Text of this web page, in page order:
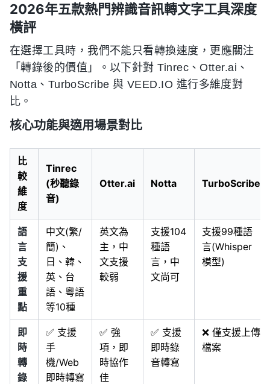
2026年五款熱門辨識音訊轉文字工具深度
橫評
在選擇工具時，我們不能只看轉換速度，更應關注
「轉錄後的價值」。以下針對 Tinrec、Otter.ai、
Notta、TurboScribe 與 VEED.IO 進行多維度對
比。
核心功能與適用場景對比
比
較
維
度
Tinrec
(秒聽錄
音)
Otter.ai Notta TurboScribe
語
言
支
援
重
點
中文(繁/
簡)、
日、韓、
英、台
語、粵語
等10種
英文為
主，中
文支援
較弱
支援104
種語
言，中
文尚可
支援99種語
言(Whisper
模型)
即
時
轉
錄
✅ 支援
手
機/Web
即時轉寫
✅ 強
項，即
時協作
佳
✅ 支援
即時錄
音轉寫
❌ 僅支援上傳
檔案